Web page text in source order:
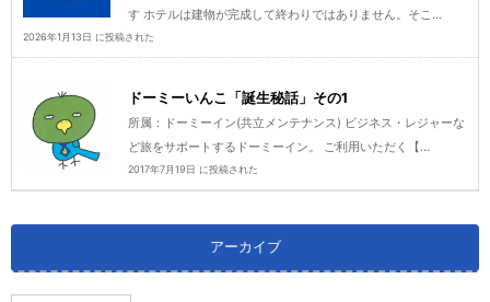
す ホテルは建物が完成して終わりではありません。そこ...
2026年1月13日 に投稿された
ドーミーいんこ「誕生秘話」その1
所属：ドーミーイン(共立メンテナンス) ビジネス・レジャーな
ど旅をサポートするドーミーイン。 ご利用いただく【...
2017年7月19日 に投稿された
アーカイブ